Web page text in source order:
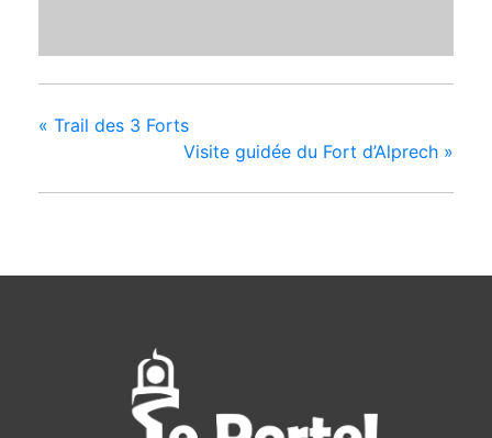
« Trail des 3 Forts
Visite guidée du Fort d’Alprech »